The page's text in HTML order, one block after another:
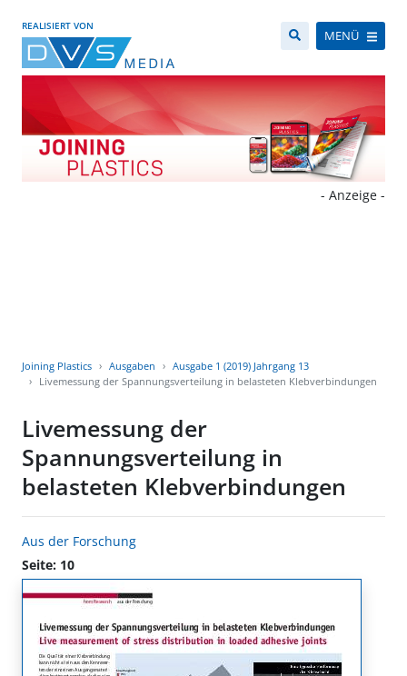
REALISIERT VON
MENÜ
- Anzeige -
Joining Plastics Ausgaben
Ausgabe 1 (2019) Jahrgang 13
Livemessung der Spannungsverteilung in belasteten Klebverbindungen
Livemessung der
Spannungsverteilung in
belasteten Klebverbindungen
Aus der Forschung
Seite: 10